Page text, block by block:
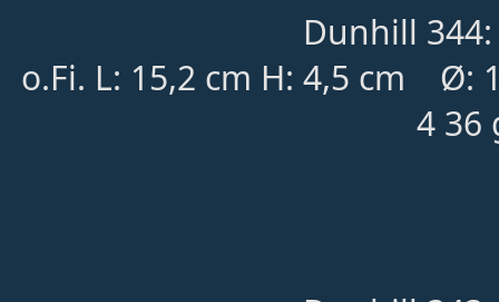
Dunhill
o.Fi. L: 15,2 cm H: 4,5 cm
	Ø
:
4 36